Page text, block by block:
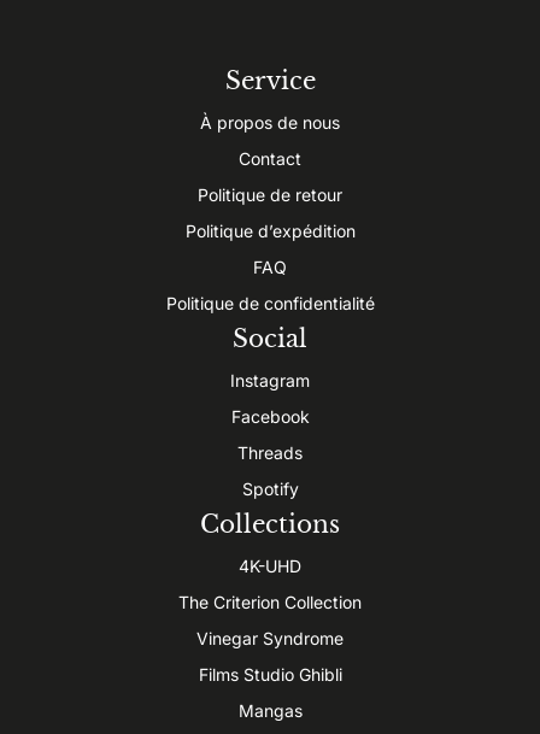
Service
À propos de nous
Contact
Politique de retour
Politique d’expédition
FAQ
Politique de confidentialité
Social
Instagram
Facebook
Threads
Spotify
Collections
4K-UHD
The Criterion Collection
Vinegar Syndrome
Films Studio Ghibli
Mangas